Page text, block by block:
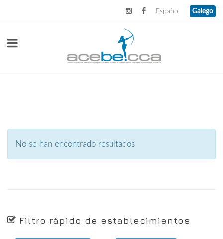
Español Galego
No se han encontrado resultados
Filtro rápido de establecimientos